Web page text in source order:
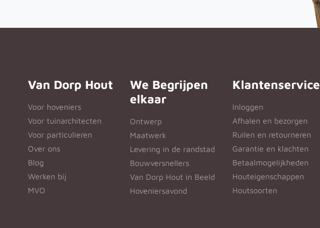
Van Dorp Hout
Voor hoveniers
Voor tuinarchitecten
Voor particulieren
Over ons
Blog
Werken bij
MVO
We Begrijpen
elkaar
Ontwerp
Maatwerk
Levering in de randstad
Bouwversnellers
Van Dorp Hout in Beeld
Hoveniersavond
Klantenservice
Inloggen
Afhalen en bezorgen
Ruilen en retourneren
Garantie en klachten
Betaalmogelijkheden
Houteigenschappen
Houtsoorten